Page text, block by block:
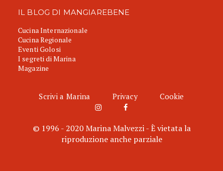
IL BLOG DI MANGIAREBENE
Cucina Internazionale
Cucina Regionale
Eventi Golosi
I segreti di Marina
Magazine
Scrivi a Marina Privacy Cookie
© 1996 - 2020 Marina Malvezzi - È vietata la
riproduzione anche parziale